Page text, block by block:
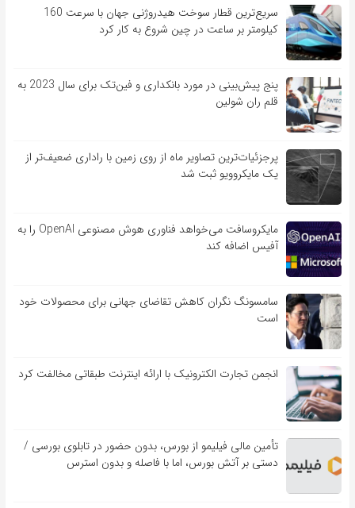
سریع‌ترین قطار سوخت هیدروژنی جهان با سرعت 160
کیلومتر بر ساعت در چین شروع به کار کرد
پنج پیش‌بینی در مورد بانکداری و فین‌تک برای سال 2023 به
قلم ران شولین
پرجزئیات‌ترین تصاویر ماه از روی زمین با راداری ضعیف‌تر از
یک مایکروویو ثبت شد
مایکروسافت می‌خواهد فناوری هوش مصنوعی OpenAI را به
آفیس اضافه کند
سامسونگ نگران کاهش تقاضای جهانی برای محصولات خود
است
انجمن تجارت الکترونیک با ارائه اینترنت طبقاتی مخالفت کرد
تأمین مالی فیلیمو از بورس، بدون حضور در تابلوی بورسی /
دستی بر آتش بورس، اما با فاصله و بدون استرس